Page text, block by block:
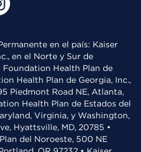
en el país: Kaiser
en el Norte y Sur de
Foundation Health Plan de
Health Plan de Georgia, Inc.,
Piedmont Road NE, Atlanta,
Health Plan de Estados del
Virginia, y Washington,
Hyattsville, MD, 20785 •
del Noroeste, 500 NE